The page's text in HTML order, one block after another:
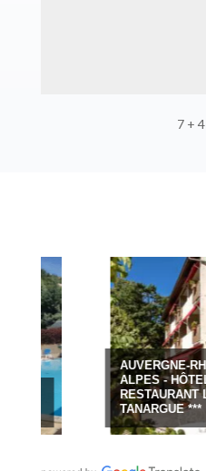
7 + 4
AUVERGNE-RHÔNE-
ALPES - HÔTEL
RESTAURANT LE
TANARGUE ***